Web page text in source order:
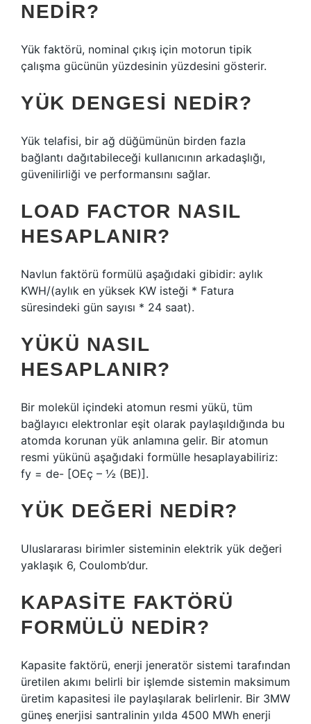
NEDIR?
Yük faktörü, nominal çıkış için motorun tipik
çalışma gücünün yüzdesinin yüzdesini gösterir.
YÜK DENGESI NEDIR?
Yük telafisi, bir ağ düğümünün birden fazla
bağlantı dağıtabileceği kullanıcının arkadaşlığı,
güvenilirliği ve performansını sağlar.
LOAD FACTOR NASIL
HESAPLANIR?
Navlun faktörü formülü aşağıdaki gibidir: aylık
KWH/(aylık en yüksek KW isteği * Fatura
süresindeki gün sayısı * 24 saat).
YÜKÜ NASIL
HESAPLANIR?
Bir molekül içindeki atomun resmi yükü, tüm
bağlayıcı elektronlar eşit olarak paylaşıldığında bu
atomda korunan yük anlamına gelir. Bir atomun
resmi yükünü aşağıdaki formülle hesaplayabiliriz:
fy = de- [OEç – ½ (BE)].
YÜK DEĞERI NEDIR?
Uluslararası birimler sisteminin elektrik yük değeri
yaklaşık 6, Coulomb’dur.
KAPASITE FAKTÖRÜ
FORMÜLÜ NEDIR?
Kapasite faktörü, enerji jeneratör sistemi tarafından
üretilen akımı belirli bir işlemde sistemin maksimum
üretim kapasitesi ile paylaşılarak belirlenir. Bir 3MW
güneş enerjisi santralinin yılda 4500 MWh enerji